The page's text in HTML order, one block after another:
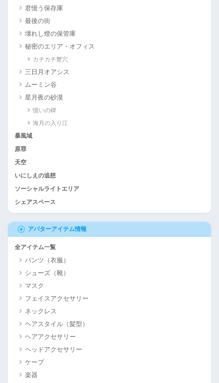
君憶う保存庫
最後の街
壊れし燈の保管庫
秘密のエリア・オフィス
カチカチ蟹穴
三日月オアシス
ムーミン谷
星月夜の砂漠
憶いの碑
海月の入り江
暴風域
原罪
天空
いにしえの追想
ソーシャルライトエリア
シェアスペース
アバターアイテム情報
全アイテム一覧
パンツ（衣服）
シューズ（靴）
マスク
フェイスアクセサリー
ネックレス
ヘアスタイル（髪型）
ヘアアクセサリー
ヘッドアクセサリー
ケープ
楽器